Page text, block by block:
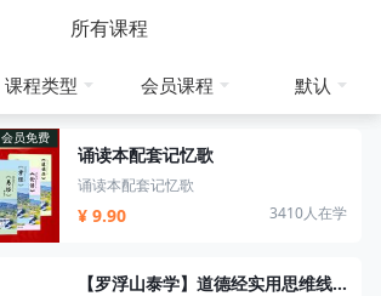
所有课程
课程类型 会员课程 默认
会员免费
诵读本配套记忆歌
诵读本配套记忆歌
¥ 9.90 3410人在学
【罗浮山泰学】道德经实用思维线下营/易经思维线下营